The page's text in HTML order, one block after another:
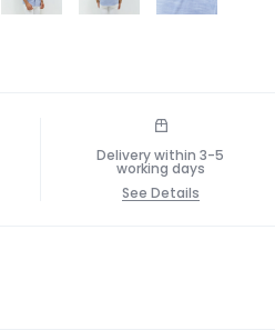
Delivery within 3-5
working days
See Details